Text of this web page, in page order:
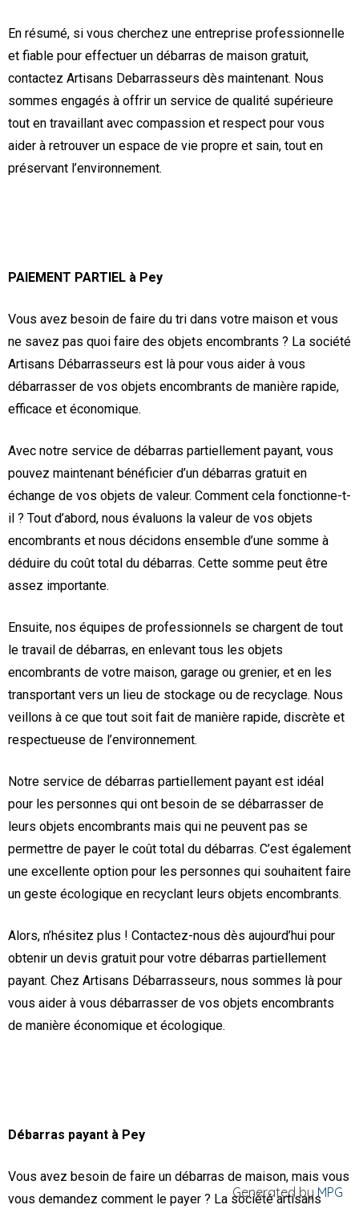
En résumé, si vous cherchez une entreprise professionnelle
et fiable pour effectuer un débarras de maison gratuit,
contactez Artisans Debarrasseurs dès maintenant. Nous
sommes engagés à offrir un service de qualité supérieure
tout en travaillant avec compassion et respect pour vous
aider à retrouver un espace de vie propre et sain, tout en
préservant l’environnement.
PAIEMENT PARTIEL à Pey
Vous avez besoin de faire du tri dans votre maison et vous
ne savez pas quoi faire des objets encombrants ? La société
Artisans Débarrasseurs est là pour vous aider à vous
débarrasser de vos objets encombrants de manière rapide,
efficace et économique.
Avec notre service de débarras partiellement payant, vous
pouvez maintenant bénéficier d’un débarras gratuit en
échange de vos objets de valeur. Comment cela fonctionne-t-
il ? Tout d’abord, nous évaluons la valeur de vos objets
encombrants et nous décidons ensemble d’une somme à
déduire du coût total du débarras. Cette somme peut être
assez importante.
Ensuite, nos équipes de professionnels se chargent de tout
le travail de débarras, en enlevant tous les objets
encombrants de votre maison, garage ou grenier, et en les
transportant vers un lieu de stockage ou de recyclage. Nous
veillons à ce que tout soit fait de manière rapide, discrète et
respectueuse de l’environnement.
Notre service de débarras partiellement payant est idéal
pour les personnes qui ont besoin de se débarrasser de
leurs objets encombrants mais qui ne peuvent pas se
permettre de payer le coût total du débarras. C’est également
une excellente option pour les personnes qui souhaitent faire
un geste écologique en recyclant leurs objets encombrants.
Alors, n’hésitez plus ! Contactez-nous dès aujourd’hui pour
obtenir un devis gratuit pour votre débarras partiellement
payant. Chez Artisans Débarrasseurs, nous sommes là pour
vous aider à vous débarrasser de vos objets encombrants
de manière économique et écologique.
Débarras payant à Pey
Vous avez besoin de faire un débarras de maison, mais vous
vous demandez comment le payer ? La société artisans
Generated byMPG